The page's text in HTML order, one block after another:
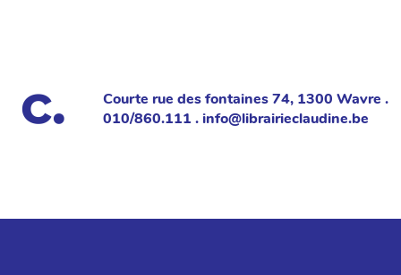
Courte rue des fontaines 74, 1300 Wavre .
010/860.111 . info@librairieclaudine.be